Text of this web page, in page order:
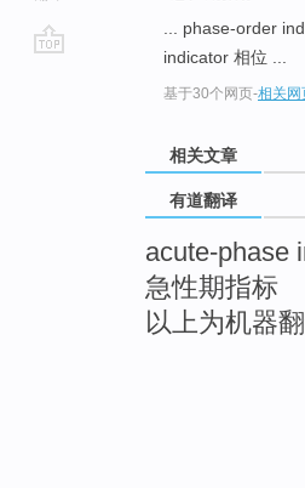
... phase-order
indicator 相位 ...
基于30个网页-相关网
相关文章
有道翻译
acute-phase
急性期指标
以上为机器